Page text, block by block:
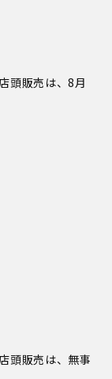
頭販売は、8月
頭販売は、無事